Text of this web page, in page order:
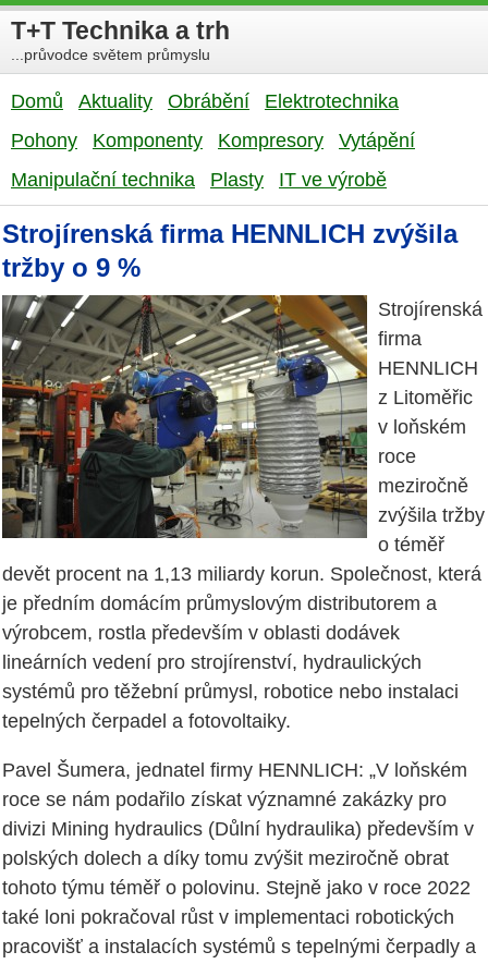
T+T Technika a trh
...průvodce světem průmyslu
Domů Aktuality Obrábění
Elektrotechnika
Pohony
Komponenty Kompresory
Vytápění
Manipulační technika
Plasty IT ve výrobě
Strojírenská firma HENNLICH zvýšila
tržby o 9 %
Strojírenská
firma
HENNLICH
z Litoměřic
v loňském
roce
meziročně
zvýšila tržby
o téměř
devět procent na 1,13 miliardy korun. Společnost, která
je předním domácím průmyslovým distributorem a
výrobcem, rostla především v oblasti dodávek
lineárních vedení pro strojírenství, hydraulických
systémů pro těžební průmysl, robotice nebo instalaci
tepelných čerpadel a fotovoltaiky.
Pavel Šumera, jednatel firmy HENNLICH: „V loňském
roce se nám podařilo získat významné zakázky pro
divizi Mining hydraulics (Důlní hydraulika) především v
polských dolech a díky tomu zvýšit meziročně obrat
tohoto týmu téměř o polovinu. Stejně jako v roce 2022
také loni pokračoval růst v implementaci robotických
pracovišť a instalacích systémů s tepelnými čerpadly a